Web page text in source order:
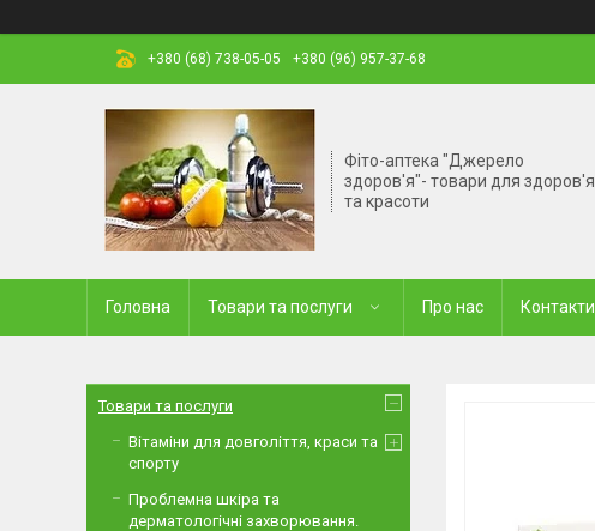
+380 (68) 738-05-05 +380 (96) 957-37-68
Фіто-аптека "Джерело
здоров'я"- товари для здоров'я
та красоти
Головна Товари та послуги Про нас Контакти
Товари та послуги
Вітаміни для довголіття, краси та
спорту
Проблемна шкіра та
дерматологічні захворювання.